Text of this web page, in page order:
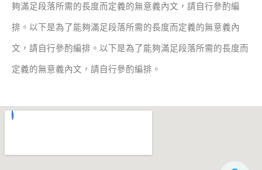
夠滿足段落所需的長度而定義的無意義內文，請自行參酌編
排。以下是為了能夠滿足段落所需的長度而定義的無意義內
文，請自行參酌編排。以下是為了能夠滿足段落所需的長度而
定義的無意義內文，請自行參酌編排。